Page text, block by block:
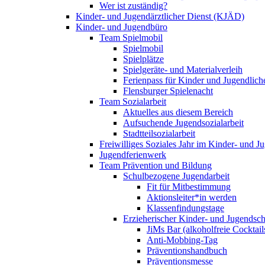
Wer ist zuständig?
Kinder- und Jugendärztlicher Dienst (KJÄD)
Kinder- und Jugendbüro
Team Spielmobil
Spielmobil
Spielplätze
Spielgeräte- und Materialverleih
Ferienpass für Kinder und
Flensburger Spielenacht
Team Sozialarbeit
Aktuelles aus diesem Bereich
Aufsuchende Jugendsozialarbeit
Stadtteilsozialarbeit
Freiwilliges Soziales Jahr im Kinder- und
Jugendferienwerk
Team Prävention und Bildung
Schulbezogene Jugendarbeit
Fit für Mitbestimmung
Aktionsleiter*in werden
Klassenfindungstage
Erzieherischer Kinder- und
JiMs Bar (alkoholfreie
Anti-Mobbing-Tag
Präventionshandbuch
Präventionsmesse